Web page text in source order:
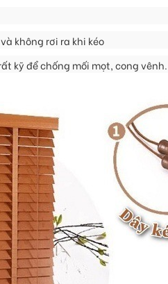
không rơi ra khi kéo
kỹ để chống mối mọt, cong vênh.